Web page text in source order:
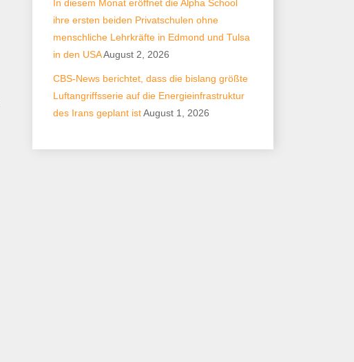
In diesem Monat eröffnet die Alpha School
ihre ersten beiden Privatschulen ohne
menschliche Lehrkräfte in Edmond und Tulsa
in den USAAugust 2, 2026
CBS-News berichtet, dass die bislang größte
Luftangriffsserie auf die Energieinfrastruktur
des Irans geplant istAugust 1, 2026